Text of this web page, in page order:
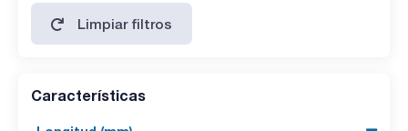
Limpiar filtros
Características